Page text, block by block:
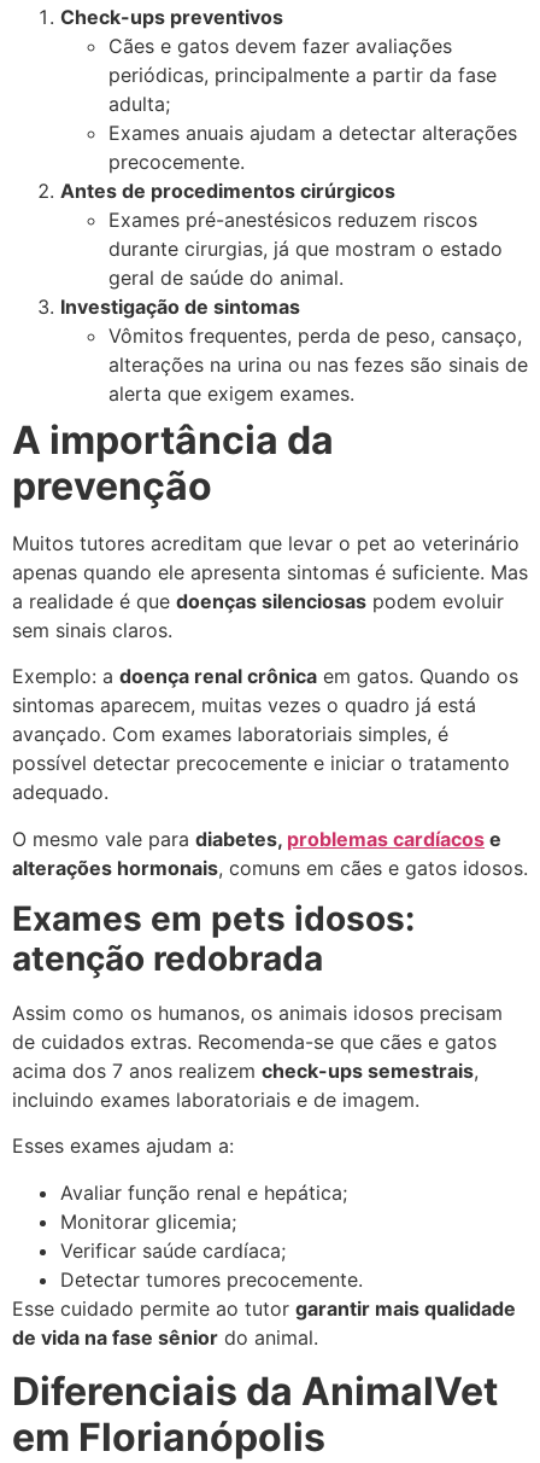
Check-ups preventivos
Cães e gatos devem fazer avaliações
periódicas, principalmente a partir da fase
adulta;
Exames anuais ajudam a detectar alterações
precocemente.
Antes de procedimentos cirúrgicos
Exames pré-anestésicos reduzem riscos
durante cirurgias, já que mostram o estado
geral de saúde do animal.
Investigação de sintomas
Vômitos frequentes, perda de peso, cansaço,
alterações na urina ou nas fezes são sinais de
alerta que exigem exames.
A importância da
prevenção
Muitos tutores acreditam que levar o pet ao veterinário
apenas quando ele apresenta sintomas é suficiente. Mas
a realidade é que doenças silenciosas podem evoluir
sem sinais claros.
Exemplo: a doença renal crônica em gatos. Quando os
sintomas aparecem, muitas vezes o quadro já está
avançado. Com exames laboratoriais simples, é
possível detectar precocemente e iniciar o tratamento
adequado.
O mesmo vale para diabetes, problemas cardíacos e
alterações hormonais, comuns em cães e gatos idosos.
Exames em pets idosos:
atenção redobrada
Assim como os humanos, os animais idosos precisam
de cuidados extras. Recomenda-se que cães e gatos
acima dos 7 anos realizem check-ups semestrais,
incluindo exames laboratoriais e de imagem.
Esses exames ajudam a:
Avaliar função renal e hepática;
Monitorar glicemia;
Verificar saúde cardíaca;
Detectar tumores precocemente.
Esse cuidado permite ao tutor garantir mais qualidade
de vida na fase sênior do animal.
Diferenciais da AnimalVet
em Florianópolis